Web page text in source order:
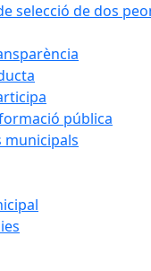
selecció de dos
pública
municipals